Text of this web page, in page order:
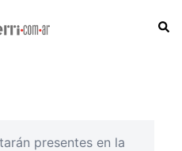
presentes en la